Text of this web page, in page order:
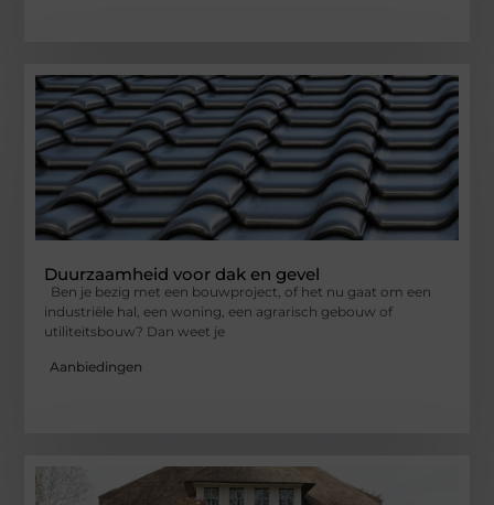
Duurzaamheid voor dak en gevel
Ben je bezig met een bouwproject, of het nu gaat om een
industriële hal, een woning, een agrarisch gebouw of
utiliteitsbouw? Dan weet je
Aanbiedingen